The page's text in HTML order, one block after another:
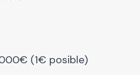
(1€ posible)